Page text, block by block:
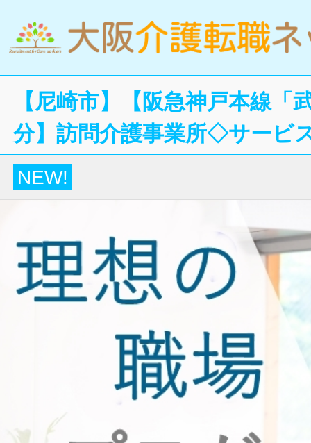
【尼崎市】【阪急神戸本線
分】訪問介護事業所◇サービ
NEW!